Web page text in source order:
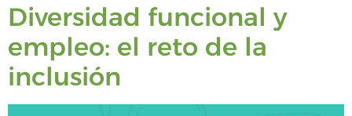
Diversidad funcional y
empleo: el reto de la
inclusión